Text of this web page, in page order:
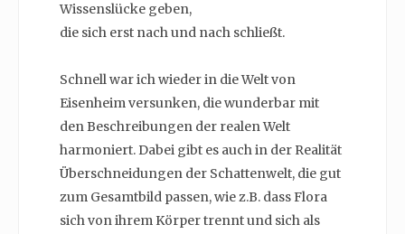
Wissenslücke geben,
die sich erst nach und nach schließt.
Schnell war ich wieder in die Welt von
Eisenheim versunken, die wunderbar mit
den Beschreibungen der realen Welt
harmoniert. Dabei gibt es auch in der Realität
Überschneidungen der Schattenwelt, die gut
zum Gesamtbild passen, wie z.B. dass Flora
sich von ihrem Körper trennt und sich als